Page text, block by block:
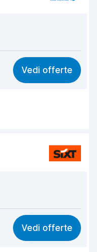
8,3
8,4
8,9
Vedi offerte
7,8
8,9
Vedi offerte